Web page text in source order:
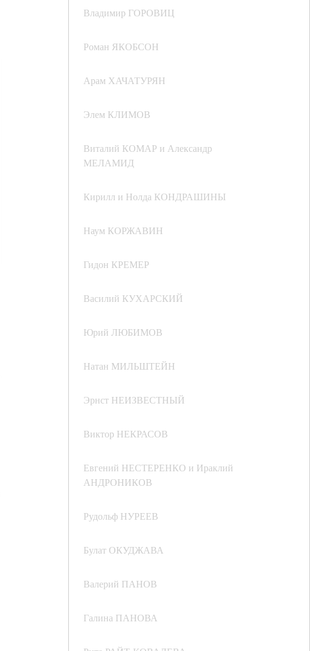
Владимир ГОРОВИЦ
Роман ЯКОБСОН
Арам ХАЧАТУРЯН
Элем КЛИМОВ
Виталий КОМАР и Александр
МЕЛАМИД
Кирилл и Нолда КОНДРАШИНЫ
Наум КОРЖАВИН
Гидон КРЕМЕР
Василий КУХАРСКИЙ
Юрий ЛЮБИМОВ
Натан МИЛЬШТЕЙН
Эрнст НЕИЗВЕСТНЫЙ
Виктор НЕКРАСОВ
Евгений НЕСТЕРЕНКО и Ираклий
АНДРОНИКОВ
Рудольф НУРЕЕВ
Булат ОКУДЖАВА
Валерий ПАНОВ
Галина ПАНОВА